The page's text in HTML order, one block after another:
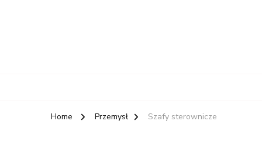
Home Przemysł Szafy sterownicze